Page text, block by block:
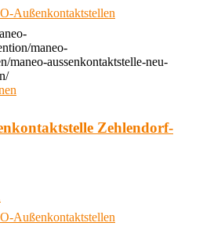
Außenkontaktstellen
maneo-
maneo-aussenkontaktstelle-neu-
Zehlendorf-
Außenkontaktstellen